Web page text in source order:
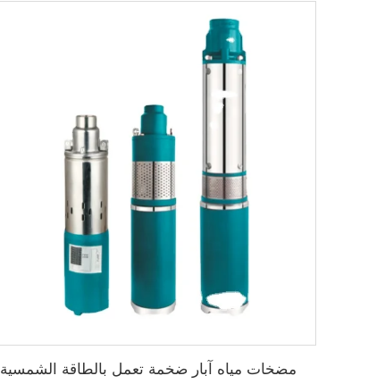
مضخات مياه آبار ضخمة تعمل بالطاقة الشمسية